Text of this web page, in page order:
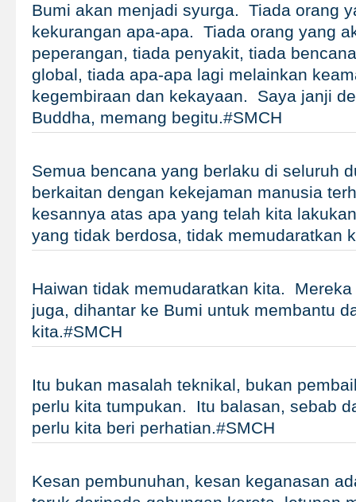
Bumi akan menjadi syurga. Tiada orang
kekurangan apa-apa. Tiada orang yang
peperangan, tiada penyakit, tiada
global, tiada apa-apa lagi melainkan
kegembiraan dan kekayaan. Saya janji
Buddha, memang begitu.#SMCH
Semua bencana yang berlaku di seluruh
berkaitan dengan kekejaman manusia
kesannya atas apa yang telah kita
yang tidak berdosa, tidak memudaratkan
Haiwan tidak memudaratkan kita.
juga, dihantar ke Bumi untuk membantu
kita.#SMCH
Itu bukan masalah teknikal, bukan
perlu kita tumpukan. Itu balasan, sebab
perlu kita beri perhatian.#SMCH
Kesan pembunuhan, kesan keganasan